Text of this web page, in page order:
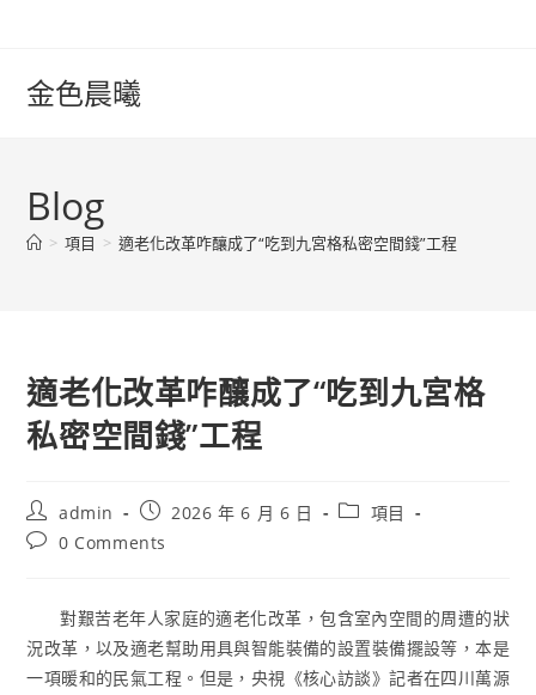
content金色晨曦
Blog
> 項目 > 適老化改革咋釀成了“吃到九宮格私密空間錢”工程
適老化改革咋釀成了“吃到九宮格
私密空間錢”工程
Post
author:
admin
Post
published:
2026 年 6 月 6 日
Post項目
Post0 Comments
對艱苦老年人家庭的適老化改革，包含室內空間的周遭的狀
況改革，以及適老幫助用具與智能裝備的設置裝備擺設等，本是
一項暖和的民氣工程。但是，央視《核心訪談》記者在四川萬源